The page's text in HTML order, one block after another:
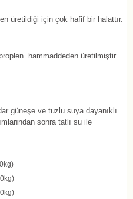
üretildiği için çok hafif bir halattır.
hammaddeden üretilmiştir.
güneşe ve tuzlu suya dayanıklı
sonra tatlı su ile